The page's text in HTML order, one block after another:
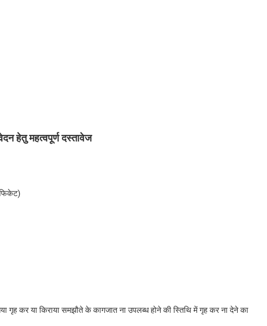
हेतु महत्वपूर्ण दस्तावेज
गया गृह कर या किराया समझौते के कागजात ना उपलब्ध होने की स्तिथि में गृह कर ना देने का